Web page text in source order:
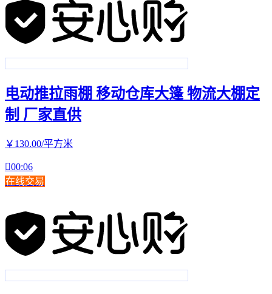
电动推拉雨棚 移动仓库大篷 物流大棚定
制 厂家直供
￥ 130.00/平方米
00:06
在线交易